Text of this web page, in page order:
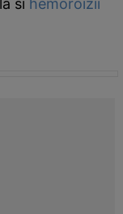
si hemoroizii